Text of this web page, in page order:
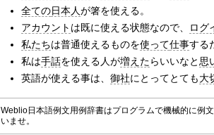
全ての日本人が箸を使える。
アカウント は既に使える状態なので、 ログ
私たちは普通使えるものを使って仕事する
私は手話を使える人が増えたらいいなと 思
英語が使える事は、 御社にとってとても大
Weblio日本語例文用例辞書はプログラムで機械的に例
いませ。